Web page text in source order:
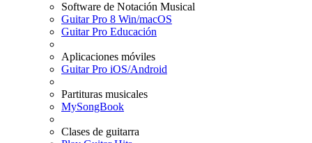
Software de Notación Musical
Guitar Pro 8 Win/macOS
Guitar Pro Educación
Aplicaciones móviles
Guitar Pro iOS/Android
Partituras musicales
MySongBook
Clases de guitarra